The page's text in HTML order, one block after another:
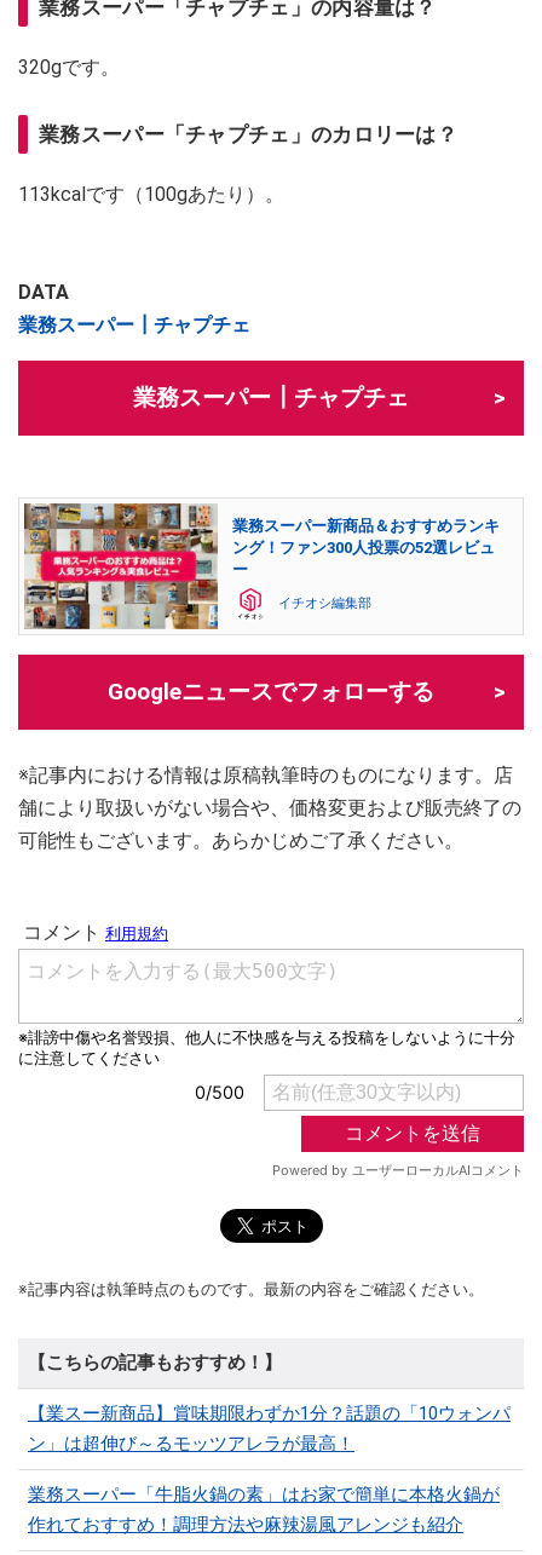
業務スーパー「チャプチェ」の内容量は？
320gです。
業務スーパー「チャプチェ」のカロリーは？
113kcalです（100gあたり）。
DATA
業務スーパー┃チャプチェ
業務スーパー┃チャプチェ
業務スーパー新商品＆おすすめランキ
ング！ファン300人投票の52選レビュ
ー
イチオシ編集部
Googleニュースでフォローする
※記事内における情報は原稿執筆時のものになります。店
舗により取扱いがない場合や、価格変更および販売終了の
可能性もございます。あらかじめご了承ください。
※記事内容は執筆時点のものです。最新の内容をご確認ください。
【こちらの記事もおすすめ！】
【業スー新商品】賞味期限わずか1分？話題の「10ウォンパ
ン」は超伸び～るモッツアレラが最高！
業務スーパー「牛脂火鍋の素」はお家で簡単に本格火鍋が
作れておすすめ！調理方法や麻辣湯風アレンジも紹介